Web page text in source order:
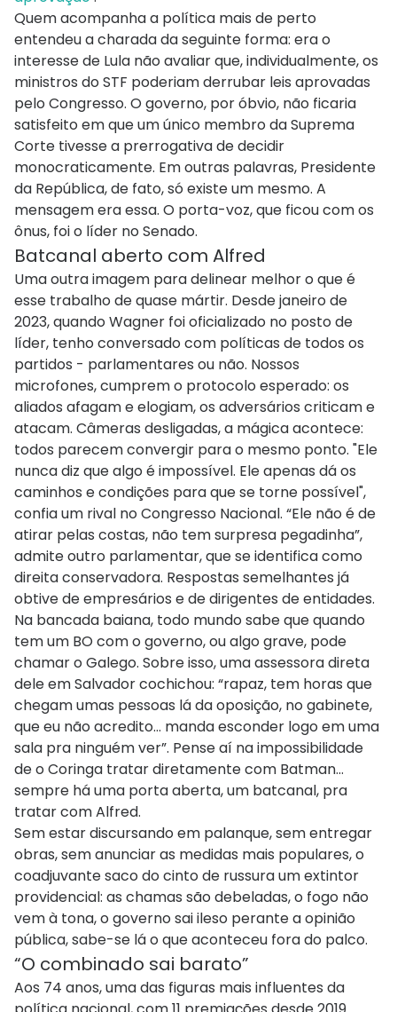
Quem acompanha a política mais de perto
entendeu a charada da seguinte forma: era o
interesse de Lula não avaliar que, individualmente, os
ministros do STF poderiam derrubar leis aprovadas
pelo Congresso. O governo, por óbvio, não ficaria
satisfeito em que um único membro da Suprema
Corte tivesse a prerrogativa de decidir
monocraticamente. Em outras palavras, Presidente
da República, de fato, só existe um mesmo. A
mensagem era essa. O porta-voz, que ficou com os
ônus, foi o líder no Senado.
Batcanal aberto com Alfred
Uma outra imagem para delinear melhor o que é
esse trabalho de quase mártir. Desde janeiro de
2023, quando Wagner foi oficializado no posto de
líder, tenho conversado com políticas de todos os
partidos - parlamentares ou não. Nossos
microfones, cumprem o protocolo esperado: os
aliados afagam e elogiam, os adversários criticam e
atacam. Câmeras desligadas, a mágica acontece:
todos parecem convergir para o mesmo ponto. "Ele
nunca diz que algo é impossível. Ele apenas dá os
caminhos e condições para que se torne possível",
confia um rival no Congresso Nacional. “Ele não é de
atirar pelas costas, não tem surpresa pegadinha”,
admite outro parlamentar, que se identifica como
direita conservadora. Respostas semelhantes já
obtive de empresários e de dirigentes de entidades.
Na bancada baiana, todo mundo sabe que quando
tem um BO com o governo, ou algo grave, pode
chamar o Galego. Sobre isso, uma assessora direta
dele em Salvador cochichou: “rapaz, tem horas que
chegam umas pessoas lá da oposição, no gabinete,
que eu não acredito… manda esconder logo em uma
sala pra ninguém ver”. Pense aí na impossibilidade
de o Coringa tratar diretamente com Batman…
sempre há uma porta aberta, um batcanal, pra
tratar com Alfred.
Sem estar discursando em palanque, sem entregar
obras, sem anunciar as medidas mais populares, o
coadjuvante saco do cinto de russura um extintor
providencial: as chamas são debeladas, o fogo não
vem à tona, o governo sai ileso perante a opinião
pública, sabe-se lá o que aconteceu fora do palco.
“O combinado sai barato”
Aos 74 anos, uma das figuras mais influentes da